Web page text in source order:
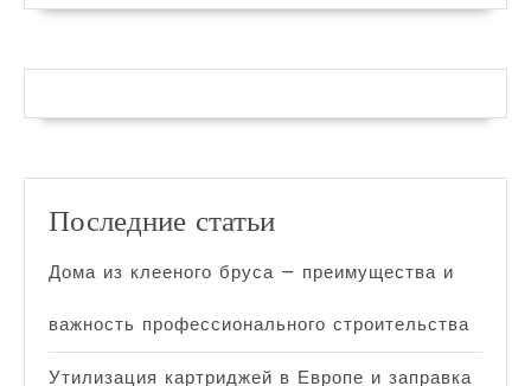
Последние статьи
Дома из клееного бруса — преимущества и
важность профессионального строительства
Утилизация картриджей в Европе и заправка